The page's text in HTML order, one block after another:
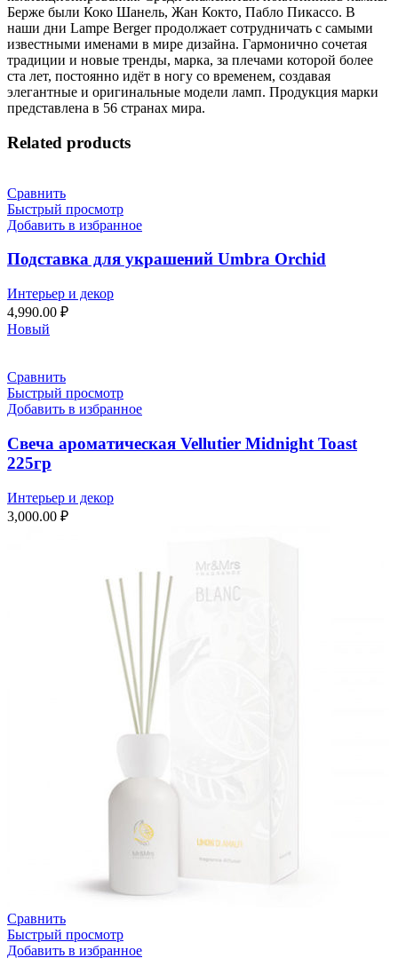
Берже были Коко Шанель, Жан Кокто, Пабло Пикассо. В
наши дни Lampe Berger продолжает сотрудничать с самыми
известными именами в мире дизайна. Гармонично сочетая
традиции и новые тренды, марка, за плечами которой более
ста лет, постоянно идёт в ногу со временем, создавая
элегантные и оригинальные модели ламп. Продукция марки
представлена в 56 странах мира.
Related products
Сравнить
Быстрый просмотр
Добавить в избранное
Подставка для украшений Umbra Orchid
Интерьер и декор
4,990.00 ₽
Новый
Сравнить
Быстрый просмотр
Добавить в избранное
Свеча ароматическая Vellutier Midnight Toast
225гр
Интерьер и декор
3,000.00 ₽
Сравнить
Быстрый просмотр
Добавить в избранное